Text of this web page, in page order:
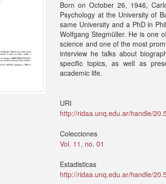
Born on October 26, 1946,
Psychology at the University of
same University and a PhD in
Wolfgang Stegmüller. He is one
science and one of the most
interview he talks about
specific topics, as well as
academic life.
URI
http://ridaa.unq.edu.ar/handle/
Colecciones
Vol. 11, no. 01
Estadisticas
http://ridaa.unq.edu.ar/handle/